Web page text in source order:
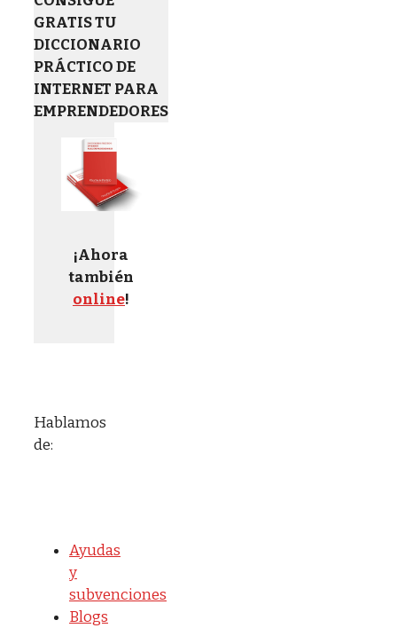
GRATIS TU
DICCIONARIO
PRÁCTICO DE
INTERNET PARA
EMPRENDEDORES
¡Ahora
también
online!
Hablamos
de:
Ayudas
y
subvenciones
Blogs